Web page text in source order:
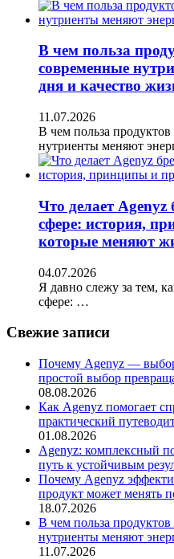
В чем польза
современные
дня и качество
11.07.2026
В чем польза
нутриенты меняют
Что делает
сфере: история,
которые меняют
04.07.2026
Я давно слежу за тем,
сфере: …
Свежие записи
Почему Agenyz — выбор
простой выбор
08.08.2026
Как Agenyz помогает
практический
01.08.2026
Agenyz: комплексный
путь к устойчивым
Почему Agenyz
продукт может менять
18.07.2026
В чем польза
нутриенты меняют
11.07.2026